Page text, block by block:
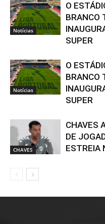
Notícias
O
BRANCO
SUPER
Notícias
O
BRANCO
SUPER
CHAVES
CHAVES
DE
ESTREIA